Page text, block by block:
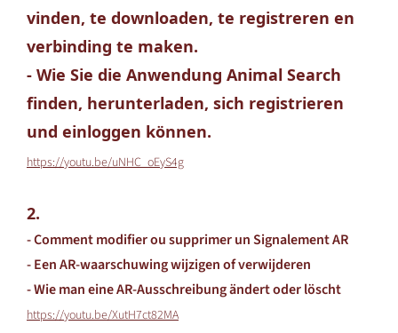
vinden, te downloaden, te registreren en
verbinding te maken.
- Wie Sie die Anwendung Animal Search
finden, herunterladen, sich registrieren
und einloggen können.
https://youtu.be/uNHC_oEyS4g
2.
- Comment modifier ou supprimer un Signalement AR
-Een AR-waarschuwing wijzigen of verwijderen
- Wie man eine AR-Ausschreibung ändert oder löscht
https://youtu.be/XutH7ct82MA